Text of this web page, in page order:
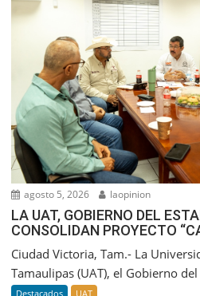
agosto 5, 2026 laopinion
LA UAT, GOBIERNO DEL
CONSOLIDAN PROYECTO
Ciudad Victoria, Tam.- La
Tamaulipas (UAT), el Gobierno
Destacados UAT